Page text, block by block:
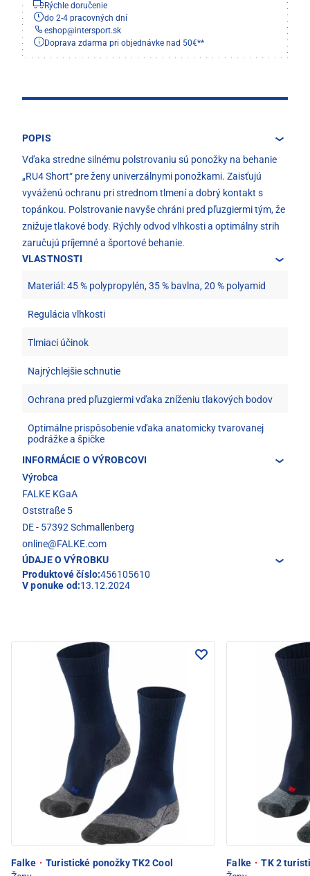
Rýchle doručenie
do 2-4 pracovných dní
eshop@intersport.sk
Doprava zdarma pri objednávke nad 50€**
POPIS
Vďaka stredne silnému polstrovaniu sú ponožky na behanie
„RU4 Short“ pre ženy univerzálnymi ponožkami. Zaisťujú
vyváženú ochranu pri strednom tlmení a dobrý kontakt s
topánkou. Polstrovanie navyše chráni pred pľuzgiermi tým, že
znižuje tlakové body. Rýchly odvod vlhkosti a optimálny strih
zaručujú príjemné a športové behanie.
VLASTNOSTI
Materiál: 45 % polypropylén, 35 % bavlna, 20 % polyamid
Regulácia vlhkosti
Tlmiaci účinok
Najrýchlejšie schnutie
Ochrana pred pľuzgiermi vďaka zníženiu tlakových bodov
Optimálne prispôsobenie vďaka anatomicky tvarovanej
podrážke a špičke
INFORMÁCIE O VÝROBCOVI
Výrobca
FALKE KGaA
Oststraße 5
DE - 57392 Schmallenberg
online@FALKE.com
ÚDAJE O VÝROBKU
Produktové číslo:456105610
V ponuke od:13.12.2024
Falke · Turistické ponožky TK2 Cool
Falke · TK 2